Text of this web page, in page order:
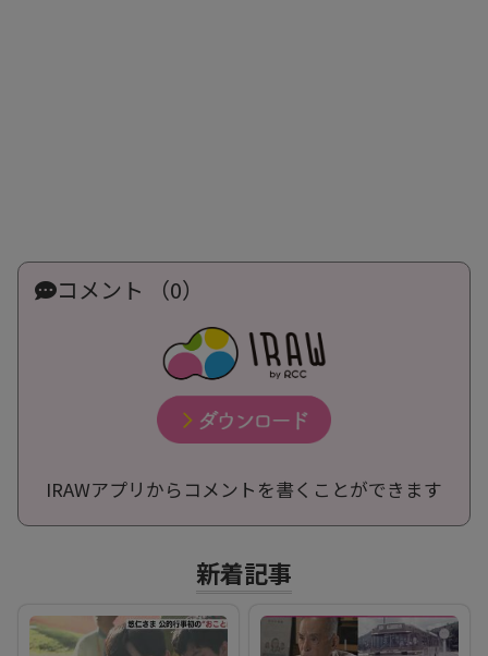
コメント （0）
IRAWアプリからコメントを書くことができます
新着記事